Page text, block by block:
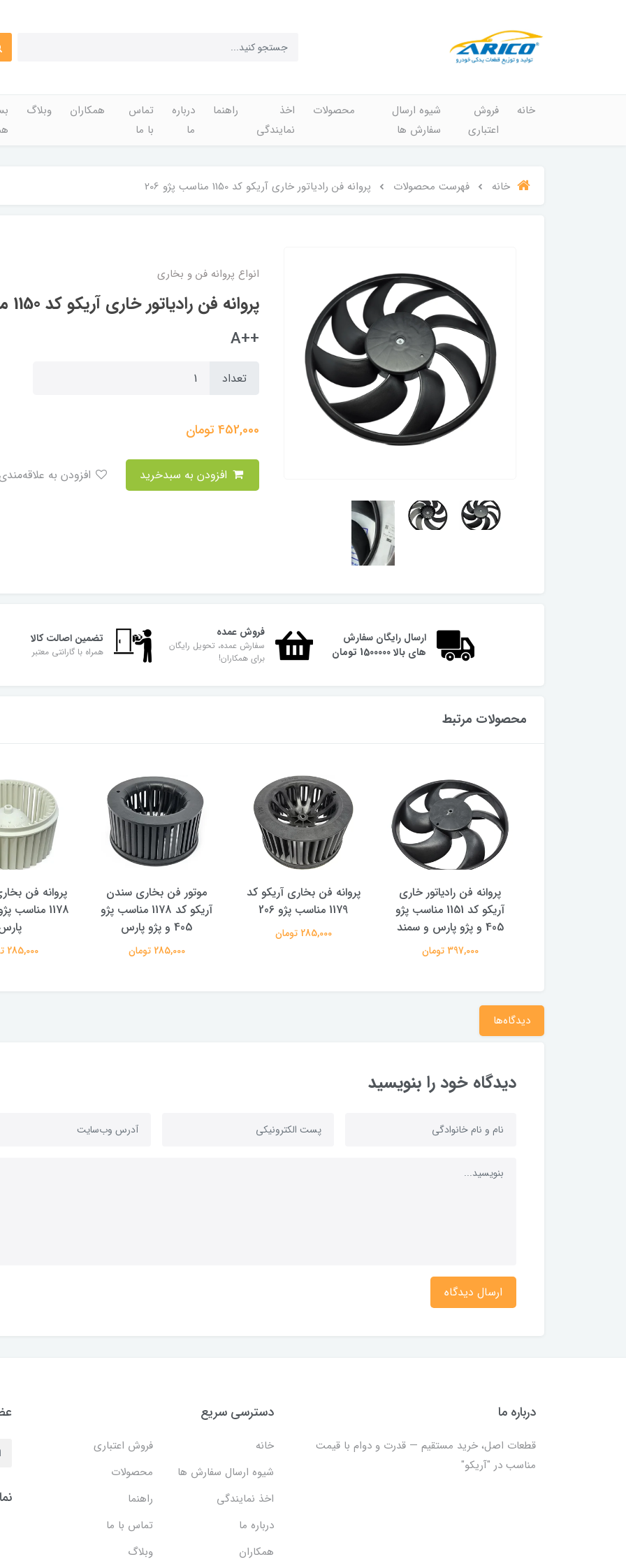
خانه
فروش
اعتباری
شیوه ارسال
سفارش ها
محصولات
اخذ
نمایندگی
راهنما
درباره
ما
تماس
با ما
همکاران وبلاگ
خانه فهرست محصولات پروانه فن رادیاتور خاری آریکو کد 1150 مناسب پژو 206
انواع پروانه فن و بخاری
پروانه فن رادیاتور خاری آریکو کد 1150 مناسب پژو 206
++A
تعداد
452,000تومان
ارسال رایگان سفارش
های بالا 1500000 تومان
فروش عمده
سفارش عمده، تحویل رایگان
برای همکاران!
تضمین اصالت کالا
همراه با گارانتی معتبر
محصولات مرتبط
پروانه فن رادیاتور خاری
آریکو کد 1151 مناسب پژو
405 و پژو پارس و سمند
397,000 تومان
پروانه فن بخاری آریکو کد
1179 مناسب پژو 206
285,000 تومان
موتور فن بخاری سندن
آریکو کد 1178 مناسب پژو
405 و پژو پارس
285,000 تومان
پروانه فن
285,000 تومان
دیدگاه‌ها
دیدگاه خود را بنویسید
ارسال دیدگاه
درباره ما
قطعات اصل، خرید مستقیم — قدرت و دوام با قیمت
مناسب در "آریکو"
دسترسی سریع
خانه
فروش اعتباری
شیوه ارسال سفارش ها
محصولات
اخذ نمایندگی
راهنما
درباره ما
تماس با ما
همکاران
وبلاگ